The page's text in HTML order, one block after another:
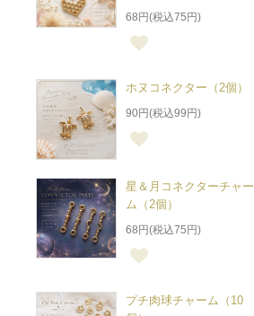
68円(税込75円)
ホヌコネクター（2個）
90円(税込99円)
星＆月コネクターチャー
ム（2個）
68円(税込75円)
プチ肉球チャーム（10